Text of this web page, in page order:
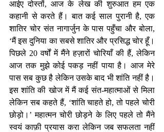
आईए दोस्तों, आज के लेख की शुरुआत हम एक
कहानी से करते हैं। बात कई साल पुरानी है, एक
शातिर चोर संत नागार्जुन के पास पहुँचा और बोला,
‘मैं इस दुनिया का सबसे शातिर और प्रसिद्ध चोर हूँ।
पिछले 20 वर्षों में मैंने हज़ारों चोरियाँ की हैं, लेकिन
आज तक मुझे कोई पकड़ नहीं पाया है। आज मेरे
पास सब कुछ है लेकिन उसके बाद भी शांति नहीं है।
इस शांति की खोज में मैं कई संत-महात्माओं से मिला
लेकिन सब कहते हैं, ‘शांति चाहते हो, तो पहले चोरी
छोड़ो।’ महात्मन चोरी छोड़ने के लिए पहले तो मैंने
स्वयं काफ़ी प्रयास करा लेकिन जब सफलता नहीं